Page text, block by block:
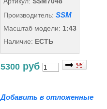
Производитель: SSM
Масштаб модели: 1:43
Наличие: ЕСТЬ
5300 руб
Добавить в отложенные